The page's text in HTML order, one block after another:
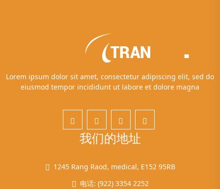
Lorem ipsum dolor sit amet, consectetur adipiscing elit, sed do
eiusmod tempor incididunt ut labore et dolore magna
我们的地址
1245 Rang Raod, medical, E152 95RB
电话: (922) 3354 2252